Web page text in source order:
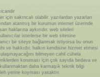
için sakıncalı olabilir. yazılardan yazarları
atanmış bir kurumun internet üzerinde
haklarına aykırıdır. web siteleri
isterlerse bir web sitesine
bir siteye bağlanmak istiyorsa bu onun
ve hakkıdır. halkın kendisine hizmet etmesi
bilmeyen cahil cühela
koruması için çok sayıda bedava ve
daha karmaşık teknik bilgi
yerine koyması yasaktır.